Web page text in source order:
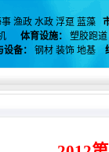
渔政 水政 浮趸 蓝藻
体育设施：
塑胶跑道
备： 钢材 装饰 地基